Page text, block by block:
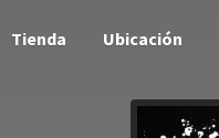
Tienda Ubicación